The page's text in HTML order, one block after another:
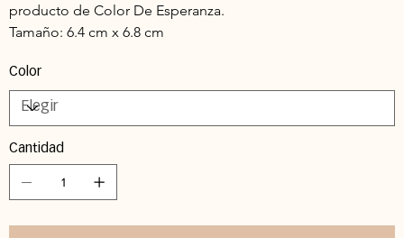
producto de Color De Esperanza.
Tamaño: 6.4 cm x 6.8 cm
Color
Cantidad